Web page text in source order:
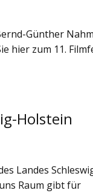
Günther Nahm
hier zum 11.
Holstein
Landes
Raum gibt für